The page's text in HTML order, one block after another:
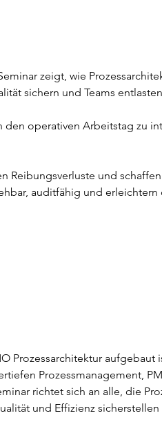
zeigt, wie
sichern und Teams
den operativen Arbeitstag zu
Reibungsverluste und
auditfähig und
Prozessarchitektur aufgebaut
Prozessmanagement,
richtet sich an alle, die
und Effizienz